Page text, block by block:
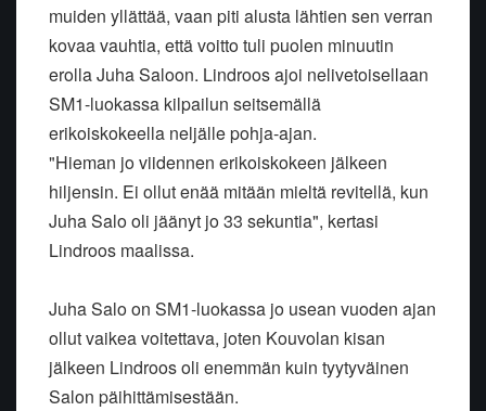
muiden yllättää, vaan piti alusta lähtien sen verran
kovaa vauhtia, että voitto tuli puolen minuutin
erolla Juha Saloon. Lindroos ajoi nelivetoisellaan
SM1-luokassa kilpailun seitsemällä
erikoiskokeella neljälle pohja-ajan.
"Hieman jo viidennen erikoiskokeen jälkeen
hiljensin. Ei ollut enää mitään mieltä revitellä, kun
Juha Salo oli jäänyt jo 33 sekuntia", kertasi
Lindroos maalissa.
Juha Salo on SM1-luokassa jo usean vuoden ajan
ollut vaikea voitettava, joten Kouvolan kisan
jälkeen Lindroos oli enemmän kuin tyytyväinen
Salon päihittämisestään.